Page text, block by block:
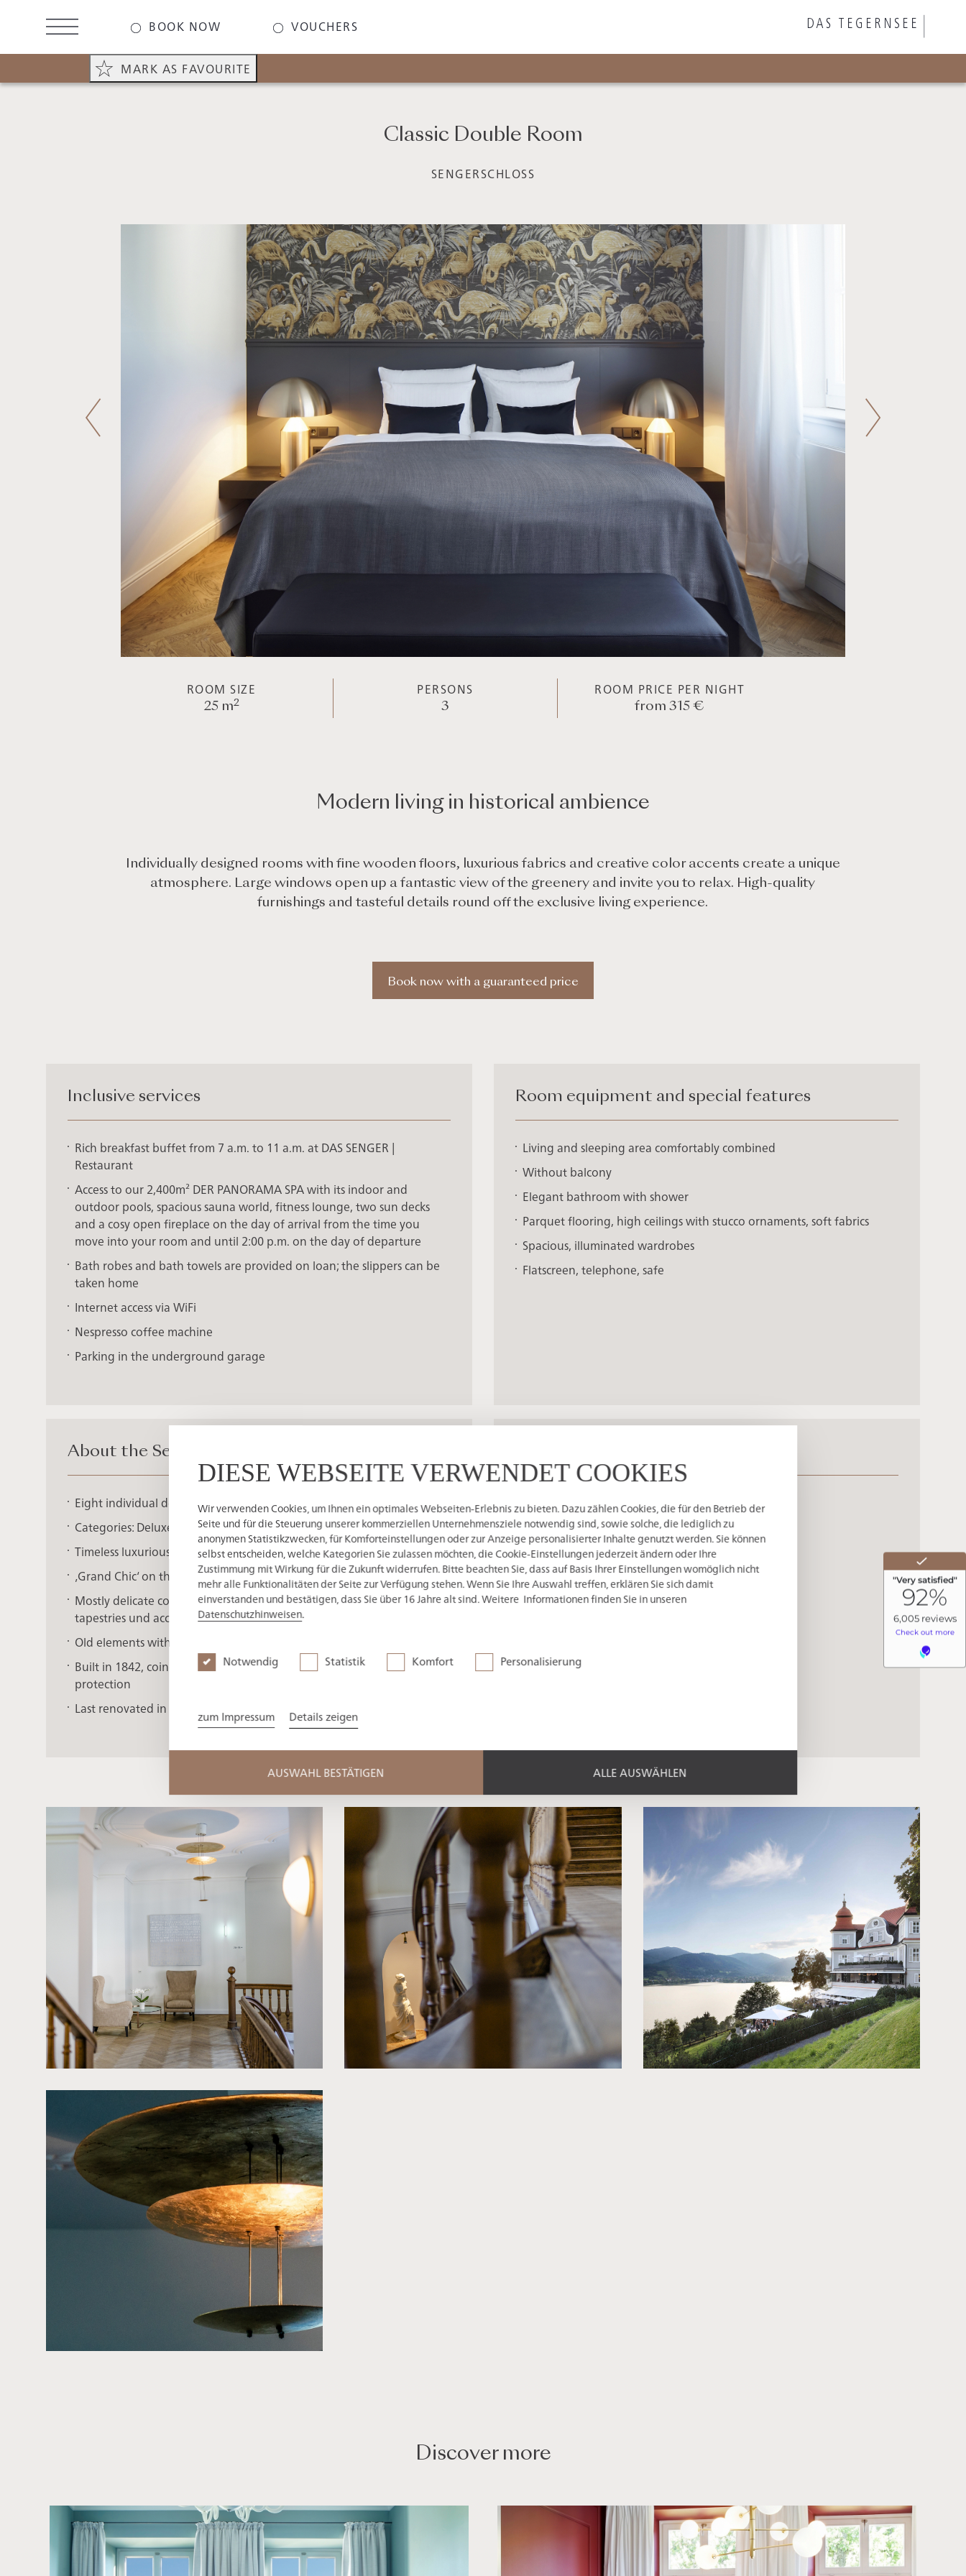
DIESE WEBSEITE VERWENDET COOKIES
Wir verwenden Cookies, um Ihnen ein optimales Webseiten-Erlebnis zu bieten. Dazu zählen Cookies, die für den Betrieb der
Seite und für die Steuerung unserer kommerziellen Unternehmensziele notwendig sind, sowie solche, die lediglich zu
anonymen Statistikzwecken, für Komforteinstellungen oder zur Anzeige personalisierter Inhalte genutzt werden. Sie können
selbst entscheiden, welche Kategorien Sie zulassen möchten, die Cookie-Einstellungen jederzeit ändern oder Ihre
Zustimmung mit Wirkung für die Zukunft widerrufen. Bitte beachten Sie, dass auf Basis Ihrer Einstellungen womöglich nicht
mehr alle Funktionalitäten der Seite zur Verfügung stehen. Wenn Sie Ihre Auswahl treffen, erklären Sie sich damit
einverstanden und bestätigen, dass Sie über 16 Jahre alt sind. Weitere Informationen finden Sie in unseren
Datenschutzhinweisen.
Notwendig Statistik Komfort Personalisierung
zum Impressum Details zeigen
AUSWAHL BESTÄTIGEN ALLE AUSWÄHLEN
BOOK NOW VOUCHERS
MARK AS FAVOURITE
Classic Double Room
SENGERSCHLOSS
ROOM SIZE
25 m2
PERSONS
3
ROOM PRICE PER NIGHT
from 315 €
Modern living in historical ambience
Individually designed rooms with fine wooden floors, luxurious fabrics and creative color accents create a unique
atmosphere. Large windows open up a fantastic view of the greenery and invite you to relax. High-quality
furnishings and tasteful details round off the exclusive living experience.
Book now with a guaranteed price
Inclusive services
Rich breakfast buffet from 7 a.m. to 11 a.m. at DAS SENGER |
Restaurant
Access to our 2,400m² DER PANORAMA SPA with its indoor and
outdoor pools, spacious sauna world, fitness lounge, two sun decks
and a cosy open fireplace on the day of arrival from the time you
move into your room and until 2:00 p.m. on the day of departure
Bath robes and bath towels are provided on loan; the slippers can be
taken home
Internet access via WiFi
Nespresso coffee machine
Parking in the underground garage
Room equipment and special features
Living and sleeping area comfortably combined
Without balcony
Elegant bathroom with shower
Parquet flooring, high ceilings with stucco ornaments, soft fabrics
Spacious, illuminated wardrobes
Flatscreen, telephone, safe
About the Sengerschloss
Eight individual designed suites
Categories: Deluxe Suite, Schloss Superior Suite, Junior Suite
Timeless luxurious living in a melange of history and modern
‚Grand Chic‘ on the upper floor - ‚Bohemian Bavaria‘ on the attic floor
Mostly delicate colors, contrasted by designer furniture pieces,
tapestries und accessoires in strong nuances
Old elements with the original castle characterisitcs in new shine
Built in 1842, coined by its moving history, today under monumental
protection
Last renovated in 2017
Discover more